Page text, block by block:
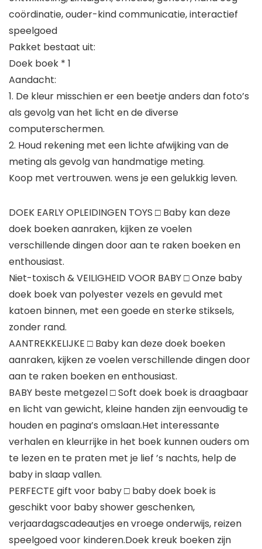
coördinatie, ouder-kind communicatie, interactief
speelgoed
Pakket bestaat uit:
Doek boek * 1
Aandacht:
1. De kleur misschien er een beetje anders dan foto’s
als gevolg van het licht en de diverse
computerschermen.
2. Houd rekening met een lichte afwijking van de
meting als gevolg van handmatige meting.
Koop met vertrouwen. wens je een gelukkig leven.
DOEK EARLY OPLEIDINGEN TOYS □ Baby kan deze
doek boeken aanraken, kijken ze voelen
verschillende dingen door aan te raken boeken en
enthousiast.
Niet-toxisch & VEILIGHEID VOOR BABY □ Onze baby
doek boek van polyester vezels en gevuld met
katoen binnen, met een goede en sterke stiksels,
zonder rand.
AANTREKKELIJKE □ Baby kan deze doek boeken
aanraken, kijken ze voelen verschillende dingen door
aan te raken boeken en enthousiast.
BABY beste metgezel □ Soft doek boek is draagbaar
en licht van gewicht, kleine handen zijn eenvoudig te
houden en pagina’s omslaan.Het interessante
verhalen en kleurrijke in het boek kunnen ouders om
te lezen en te praten met je lief ’s nachts, help de
baby in slaap vallen.
PERFECTE gift voor baby □ baby doek boek is
geschikt voor baby shower geschenken,
verjaardagscadeautjes en vroege onderwijs, reizen
speelgoed voor kinderen.Doek kreuk boeken zijn